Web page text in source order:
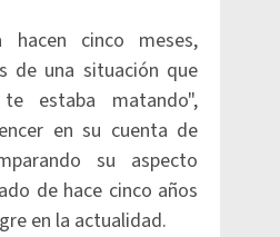
hacen cinco meses,
de una situación que
estaba matando",
en su cuenta de
su aspecto
de hace cinco años
en la actualidad.